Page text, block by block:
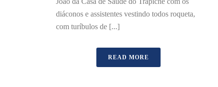
diáconos e assistentes vestindo todos roqueta,
com turíbulos de [...]
READ MORE